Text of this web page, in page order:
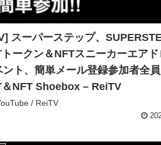
スーパーステップ、
ークン＆NFTスニーカーエアド
ント、簡単メール登録参加者全
NFT Shoebox – ReiTV
/ ReiTV